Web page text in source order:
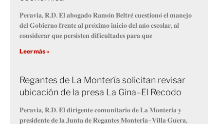
𝐏𝐞𝐫𝐚𝐯𝐢𝐚, 𝐑.𝐃. 𝐄𝐥 𝐚𝐛𝐨𝐠𝐚𝐝𝐨 𝐑𝐚𝐦𝐨́𝐧 𝐁𝐞𝐥𝐭𝐫𝐞́ 𝐜𝐮𝐞𝐬𝐭𝐢𝐨𝐧𝐨́ 𝐞𝐥 𝐦𝐚𝐧𝐞𝐣𝐨
𝐝𝐞𝐥 𝐆𝐨𝐛𝐢𝐞𝐫𝐧𝐨 𝐟𝐫𝐞𝐧𝐭𝐞 𝐚𝐥 𝐩𝐫𝐨́𝐱𝐢𝐦𝐨 𝐢𝐧𝐢𝐜𝐢𝐨 𝐝𝐞𝐥 𝐚𝐧̃𝐨 𝐞𝐬𝐜𝐨𝐥𝐚𝐫, 𝐚𝐥
𝐜𝐨𝐧𝐬𝐢𝐝𝐞𝐫𝐚𝐫 𝐪𝐮𝐞 𝐩𝐞𝐫𝐬𝐢𝐬𝐭𝐞𝐧 𝐝𝐢𝐟𝐢𝐜𝐮𝐥𝐭𝐚𝐝𝐞𝐬 𝐩𝐚𝐫𝐚 𝐪𝐮𝐞
Leer más »
Regantes de La Montería solicitan revisar
ubicación de la presa La Gina–El Recodo
𝐏𝐞𝐫𝐚𝐯𝐢𝐚, 𝐑.𝐃. 𝐄𝐥 𝐝𝐢𝐫𝐢𝐠𝐞𝐧𝐭𝐞 𝐜𝐨𝐦𝐮𝐧𝐢𝐭𝐚𝐫𝐢𝐨 𝐝𝐞 𝐋𝐚 𝐌𝐨𝐧𝐭𝐞𝐫𝐢́𝐚 𝐲
𝐩𝐫𝐞𝐬𝐢𝐝𝐞𝐧𝐭𝐞 𝐝𝐞 𝐥𝐚 𝐉𝐮𝐧𝐭𝐚 𝐝𝐞 𝐑𝐞𝐠𝐚𝐧𝐭𝐞𝐬 𝐌𝐨𝐧𝐭𝐞𝐫𝐢́𝐚–𝐕𝐢𝐥𝐥𝐚 𝐆𝐮̈𝐞𝐫𝐚,